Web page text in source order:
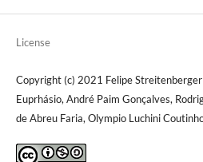
License
Copyright (c) 2021 Felipe
Euprhásio, André Paim Gonçalves,
de Abreu Faria, Olympio Luchini